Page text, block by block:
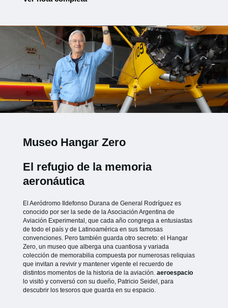
Museo Hangar Zero
El refugio de la memoria
aeronáutica
El Aeródromo Ildefonso Durana de General Rodríguez es
conocido por ser la sede de la Asociación Argentina de
Aviación Experimental, que cada año congrega a entusiastas
de todo el país y de Latinoamérica en sus famosas
convenciones. Pero también guarda otro secreto: el Hangar
Zero, un museo que alberga una cuantiosa y variada
colección de memorabilia compuesta por numerosas reliquias
que invitan a revivir y mantener vigente el recuerdo de
distintos momentos de la historia de la aviación. aeroespacio
lo visitó y conversó con su dueño, Patricio Seidel, para
descubrir los tesoros que guarda en su espacio.